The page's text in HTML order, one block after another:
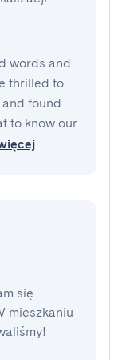
words and
thrilled to
found
to know our
się
mieszkaniu